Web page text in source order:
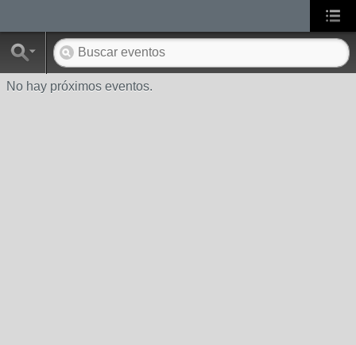
No hay próximos eventos.